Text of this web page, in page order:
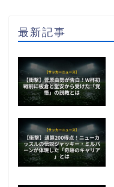
最新記事